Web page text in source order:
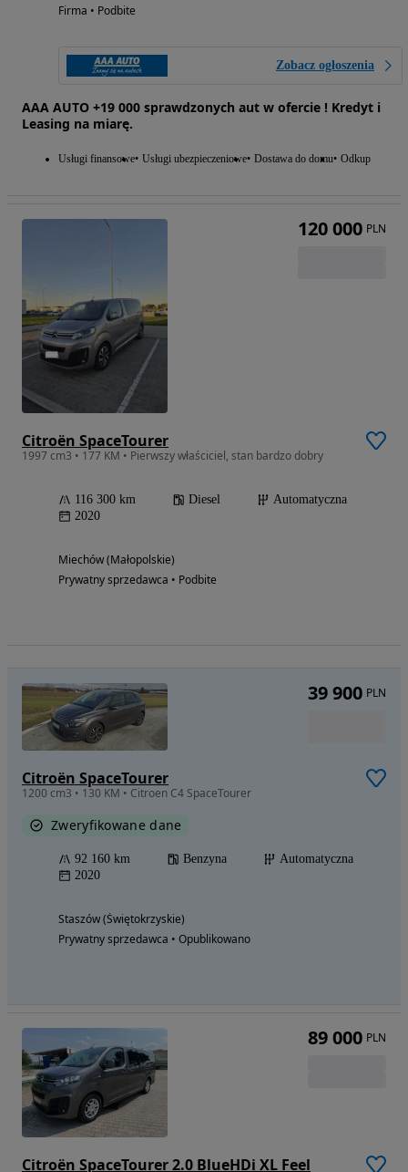
Firma • Podbite
Zobacz ogłoszenia
AAA AUTO +19 000 sprawdzonych aut w ofercie ! Kredyt i
Leasing na miarę.
Usługi finansowe Usługi ubezpieczeniowe Dostawa do domu Odkup
Citroën SpaceTourer
1997 cm3 • 177 KM • Pierwszy właściciel, stan bardzo dobry
116 300 km Diesel
Automatyczna
2020
Miechów (Małopolskie)
Prywatny sprzedawca • Podbite
120 000 PLN
Citroën SpaceTourer
1200 cm3 • 130 KM • Citroen C4 SpaceTourer
Zweryfikowane dane
92 160 km Benzyna
Automatyczna
2020
Staszów (Świętokrzyskie)
Prywatny sprzedawca • Opublikowano
39 900 PLN
Citroën SpaceTourer 2.0 BlueHDi XL Feel
89 000 PLN